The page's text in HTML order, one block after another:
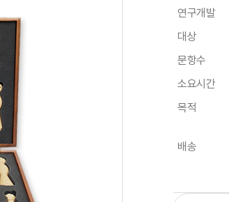
상품정보
연구개발
대상
문항수
소요시간
목적
배송